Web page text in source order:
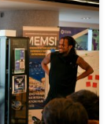
i […]